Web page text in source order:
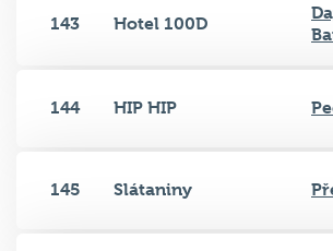
143 Hotel 100D
144 HIP HIP
145 Slátaniny